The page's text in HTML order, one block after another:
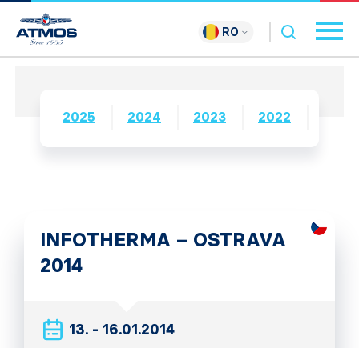
RO
2025 2024 2023 2022
INFOTHERMA – OSTRAVA
2014
13. - 16.01.2014